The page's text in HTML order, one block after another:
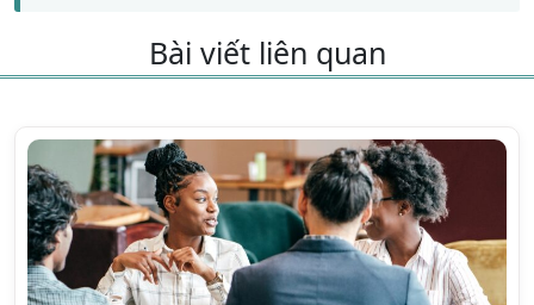
Bài viết liên quan